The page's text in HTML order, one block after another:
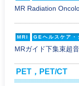
MR Radiation
MRI GEヘルスケア・
MRガイド下集束超
PET，PET/CT